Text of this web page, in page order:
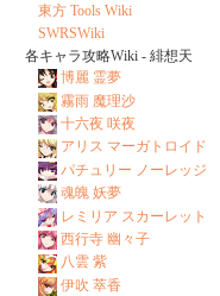
東方 Tools Wiki
SWRSWiki
各キャラ攻略Wiki - 緋想天
博麗 霊夢
霧雨 魔理沙
十六夜 咲夜
アリス マーガトロイド
パチュリー ノーレッジ
魂魄 妖夢
レミリア スカーレット
西行寺 幽々子
八雲 紫
伊吹 萃香